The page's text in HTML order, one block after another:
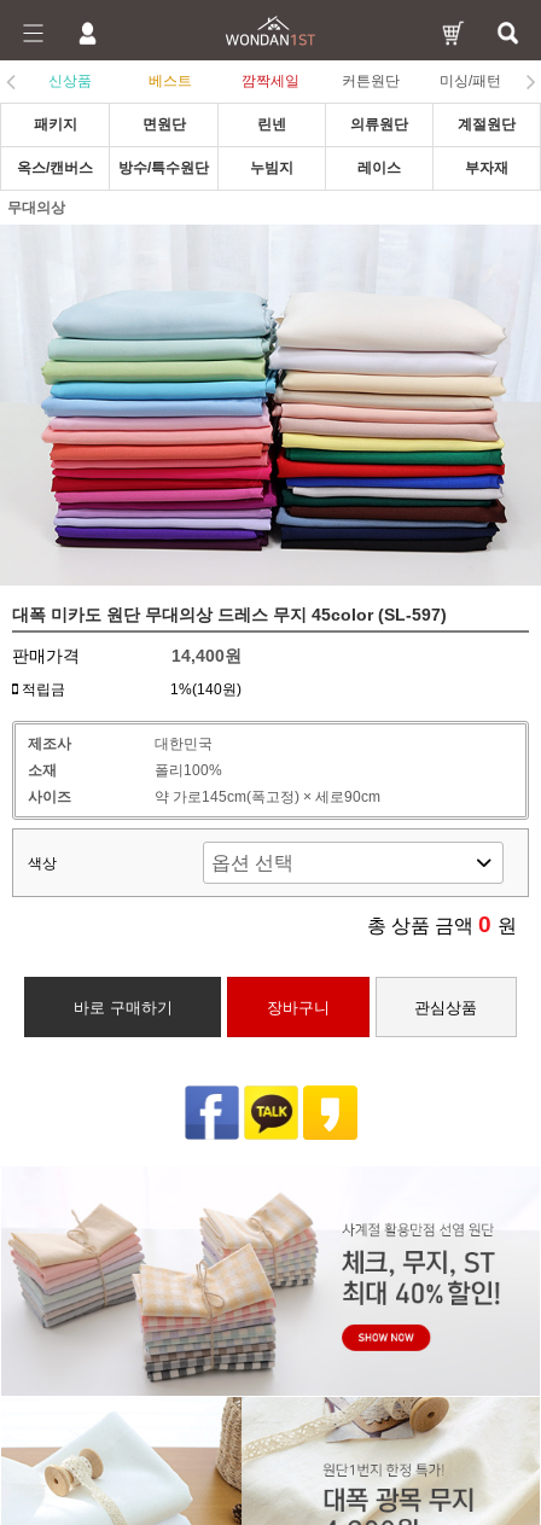
신상품 베스트 깜짝세일 커튼원단 미싱/패턴
패키지 면원단 린넨 의류원단 계절원단
옥스/캔버스 방수/특수원단 누빔지 레이스 부자재
무대의상
대폭 미카도 원단 무대의상 드레스 무지 45color (SL-597)
판매가격 14,400원
적립금 1%(140원)
제조사
대한민국
소재
폴리100%
사이즈
약 가로145cm(폭고정) × 세로90cm
색상
총 상품 금액 0 원
바로 구매하기 장바구니 관심상품